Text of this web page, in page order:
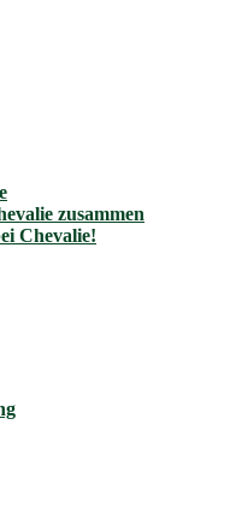
zusammen
Chevalie!